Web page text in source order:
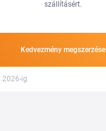
szállításért.
Kedvezmény megszerzése
ig